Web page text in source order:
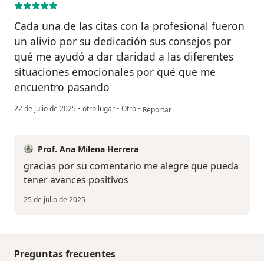
Cada una de las citas con la profesional fueron
un alivio por su dedicación sus consejos por
qué me ayudó a dar claridad a las diferentes
situaciones emocionales por qué que me
encuentro pasando
22 de julio de 2025 • otro lugar • Otro • en opinión del usuario José
Reportar
Prof. Ana Milena Herrera
gracias por su comentario me alegre que pueda
tener avances positivos
25 de julio de 2025
Preguntas frecuentes